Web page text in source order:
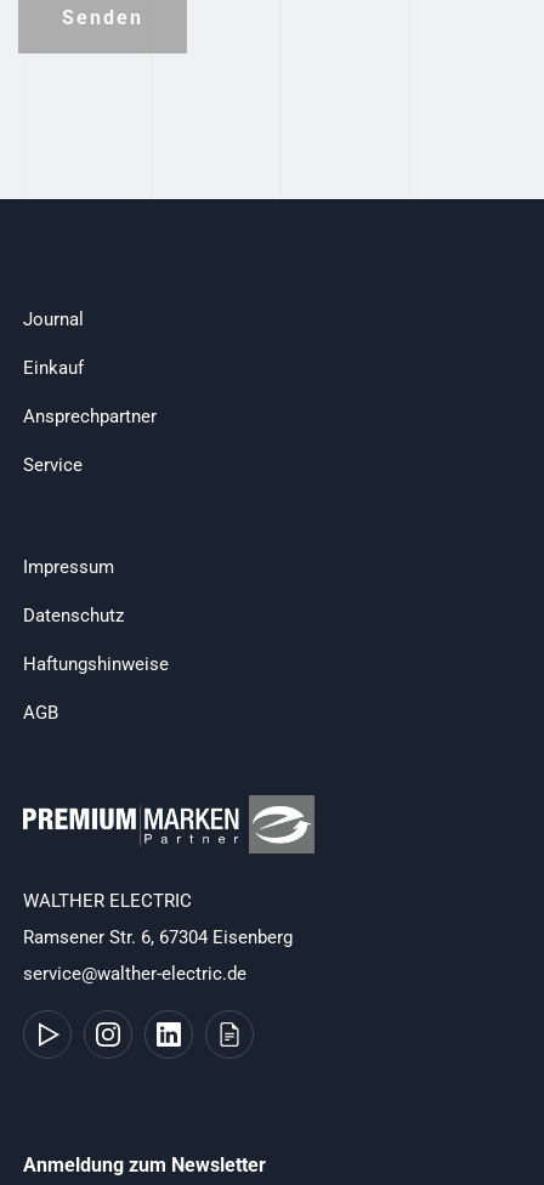
Senden
Journal
Einkauf
Ansprechpartner
Service
Impressum
Datenschutz
Haftungshinweise
AGB
WALTHER ELECTRIC
Ramsener Str. 6, 67304 Eisenberg
service@walther-electric.de
Anmeldung zum Newsletter